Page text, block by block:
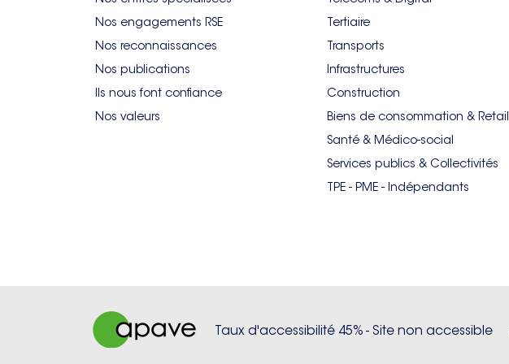
Nos engagements RSE
Nos reconnaissances
Nos publications
Ils nous font confiance
Nos valeurs
Tertiaire
Transports
Infrastructures
Construction
Biens de consommation & Retail
Santé & Médico-social
Services publics & Collectivités
TPE - PME - Indépendants
Taux d'accessibilité 45% - Site non accessible